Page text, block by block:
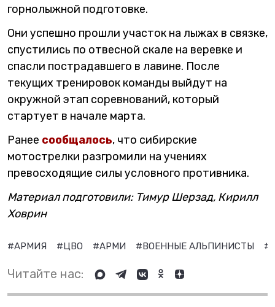
горнолыжной подготовке.
Они успешно прошли участок на лыжах в связке,
спустились по отвесной скале на веревке и
спасли пострадавшего в лавине. После
текущих тренировок команды выйдут на
окружной этап соревнований, который
стартует в начале марта.
Ранее сообщалось, что сибирские
мотострелки разгромили на учениях
превосходящие силы условного противника.
Материал подготовили: Тимур Шерзад, Кирилл
Ховрин
#АРМИЯ #ЦВО #АРМИ #ВОЕННЫЕ АЛЬПИНИСТЫ
Читайте нас: